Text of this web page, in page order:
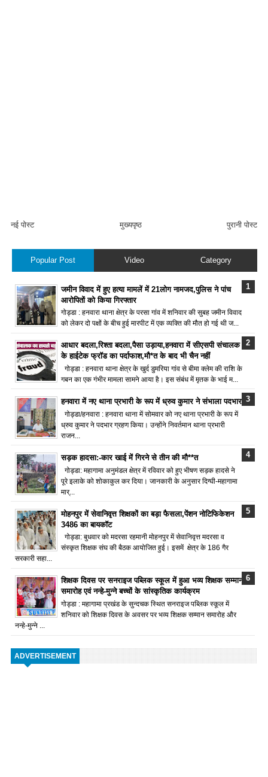
नई पोस्ट पुरानी पोस्ट
मुख्यपृष्ठ
Popular Post Video Category
जमीन विवाद में हुए हत्या मामलें में 21लोग नामजद,पुलिस ने पांच
आरोपितों को किया गिरफ्तार
गोड्डा : हनवारा थाना क्षेत्र के परसा गांव में शनिवार की सुबह जमीन विवाद
को लेकर दो पक्षों के बीच हुई मारपीट में एक व्यक्ति की मौत हो गई थी ज...
आधार बदला,रिश्ता बदला,पैसा उड़ाया,हनवारा में सीएसपी संचालक
के हाईटेक फ्रॉड का पर्दाफाश,मौ*त के बाद भी चैन नहीं
गोड्डा : हनवारा थाना क्षेत्र के खुर्द डुमरिया गांव से बीमा क्लेम की राशि के
गबन का एक गंभीर मामला सामने आया है। इस संबंध में मृतक के भाई म...
हनवारा में नए थाना प्रभारी के रूप में ध्रुव कुमार ने संभाला पदभार
गोड्डा/हनवारा : हनवारा थाना में सोमवार को नए थाना प्रभारी के रूप में
ध्रुव कुमार ने पदभार ग्रहण किया। उन्होंने निवर्तमान थाना प्रभारी
राजन...
सड़क हादसा:-कार खाई में गिरने से तीन की मौ**त
गोड्डा: महागामा अनुमंडल क्षेत्र में रविवार को हुए भीषण सड़क हादसे ने
पूरे इलाके को शोकाकुल कर दिया। जानकारी के अनुसार दिग्घी-महागामा
मार्...
मोहनपुर में सेवानिवृत्त शिक्षकों का बड़ा फैसला,पेंशन नोटिफिकेशन
3486 का बायकॉट
गोड्डा: बुधवार को मदरसा रहमानी मोहनपुर में सेवानिवृत्त मदरसा व
संस्कृत शिक्षक संघ की बैठक आयोजित हुई। इसमें क्षेत्र के 186 गैर
सरकारी सहा...
शिक्षक दिवस पर सनराइज पब्लिक स्कूल में हुआ भव्य शिक्षक सम्मान
समारोह एवं नन्हे-मुन्ने बच्चों के सांस्कृतिक कार्यक्रम
गोड्डा : महागामा प्रखंड के सुन्दचक स्थित सनराइज पब्लिक स्कूल में
शनिवार को शिक्षक दिवस के अवसर पर भव्य शिक्षक सम्मान समारोह और
नन्हे-मुन्ने ...
ADVERTISEMENT